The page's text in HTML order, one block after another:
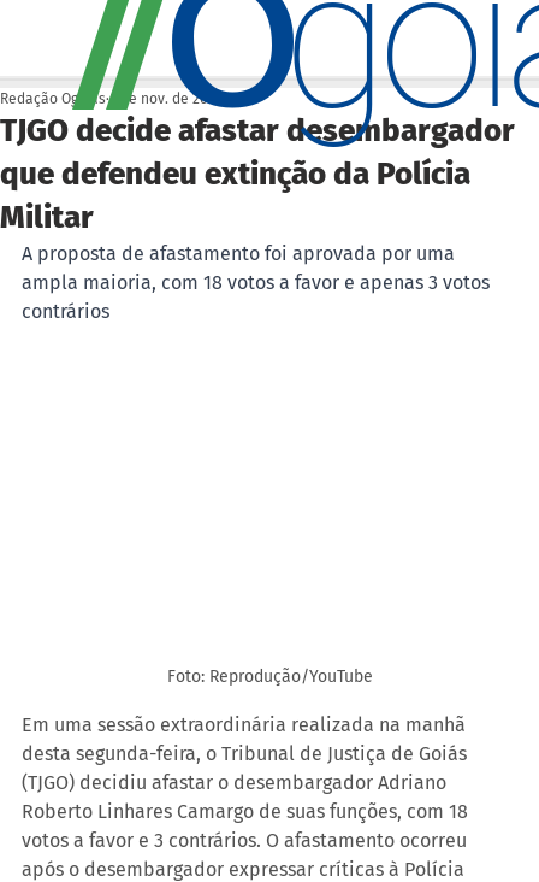
TJGO decide afastar desembargador
que defendeu extinção da Polícia
Militar
Redação Ogoiás 6 de nov. de 2023
A proposta de afastamento foi aprovada por uma
ampla maioria, com 18 votos a favor e apenas 3 votos
contrários
Foto: Reprodução/YouTube
Em uma sessão extraordinária realizada na manhã
desta segunda-feira, o Tribunal de Justiça de Goiás
(TJGO) decidiu afastar o desembargador Adriano
Roberto Linhares Camargo de suas funções, com 18
votos a favor e 3 contrários. O afastamento ocorreu
após o desembargador expressar críticas à Polícia